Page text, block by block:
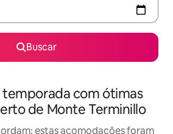
Buscar
com ótimas
de Monte Terminillo
estas acomodações foram